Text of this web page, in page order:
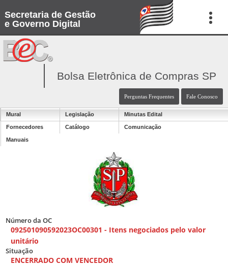
Secretaria de Gestão
e Governo Digital
Bolsa Eletrônica de Compras SP
Perguntas Frequentes Fale Conosco
Mural Legislação Minutas Edital
Fornecedores Catálogo Comunicação
Manuais
Número da OC
092501090592023OC00301 - Itens negociados pelo valor
unitário
Situação
ENCERRADO COM VENCEDOR